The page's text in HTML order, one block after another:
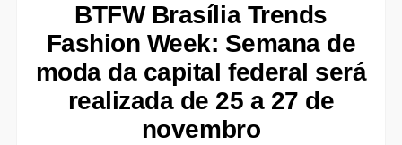
BTFW Brasília Trends
Fashion Week: Semana de
moda da capital federal será
realizada de 25 a 27 de
novembro